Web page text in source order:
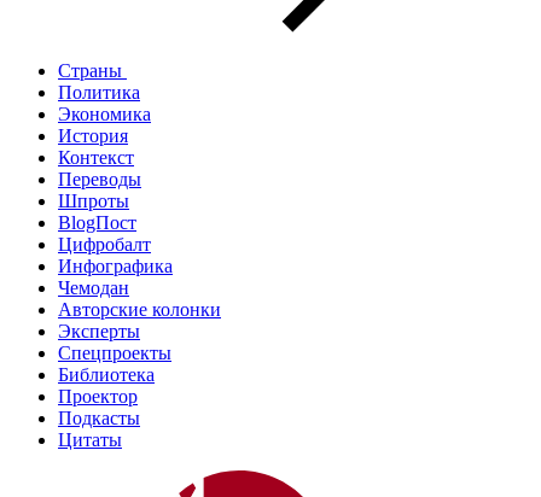
Страны
Политика
Экономика
История
Контекст
Переводы
Шпроты
BlogПост
Цифробалт
Инфографика
Чемодан
Авторские колонки
Эксперты
Спецпроекты
Библиотека
Проектор
Подкасты
Цитаты